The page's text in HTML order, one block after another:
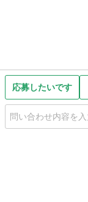
応募したいです